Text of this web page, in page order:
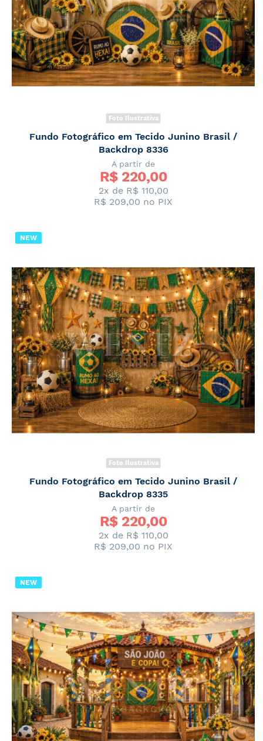
Foto Ilustrativa
Fundo Fotográfico em Tecido Junino Brasil /
Backdrop 8336
A partir de
R$ 220,00
2x de R$ 110,00
R$ 209,00 no PIX
NEW
Foto Ilustrativa
Fundo Fotográfico em Tecido Junino Brasil /
Backdrop 8335
A partir de
R$ 220,00
2x de R$ 110,00
R$ 209,00 no PIX
NEW